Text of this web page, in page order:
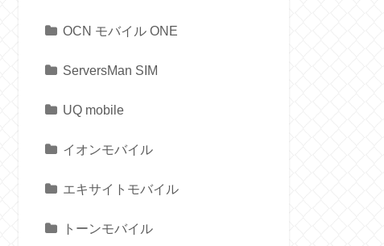
OCN モバイル ONE
ServersMan SIM
UQ mobile
イオンモバイル
エキサイトモバイル
トーンモバイル